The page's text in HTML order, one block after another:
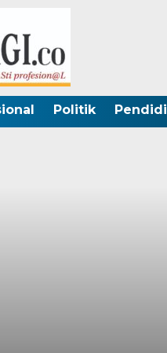
Politik